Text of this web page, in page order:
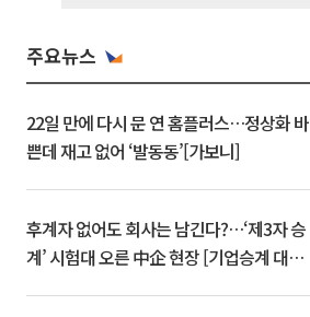
주요뉴스
22일 만에 다시 문 연 홈플러스…정상화 바
쁜데 재고 없어 ‘발동동’[가보니]
후계자 없어도 회사는 남긴다?…‘제3자 승
계’ 시험대 오른 中企 현장 [기업승계 대전